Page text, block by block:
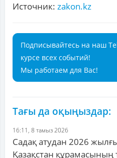
Источник: zakon.kz
Подписывайтесь на наш
курсе всех событий!
Мы работаем для Вас!
Тағы да оқыңыздар:
16:11, 8 тамыз 2026
Садақ атудан 2026
Қазақстан құрамасының